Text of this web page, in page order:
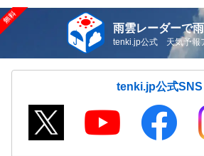
雨雲レーダーで雨
tenki.jp公式 天気予報
tenki.jp公式SNS